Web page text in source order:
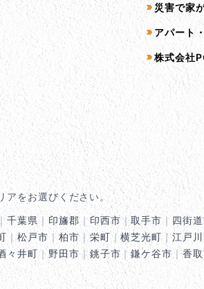
災害で家
アパート
株式会社
アをお選びください。
｜千葉県 ｜ 印旛郡｜ 印西市｜取手市 ｜四街
｜松戸市 ｜ 柏市｜栄町｜横芝光町 ｜江戸
々井町 ｜ 野田市｜銚子市 ｜鎌ケ谷市｜香